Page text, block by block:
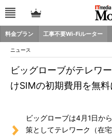
料金プラン 工事不要Wi-Fiルーター
ニュース
ビッグローブがテレワ
けSIMの初期費用を無料
ビッグローブは4月1日か
策としてテレワーク（在